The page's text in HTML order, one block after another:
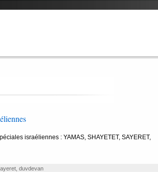
israéliennes : YAMAS, SHAYETET, SAYERET,
, duvdevan